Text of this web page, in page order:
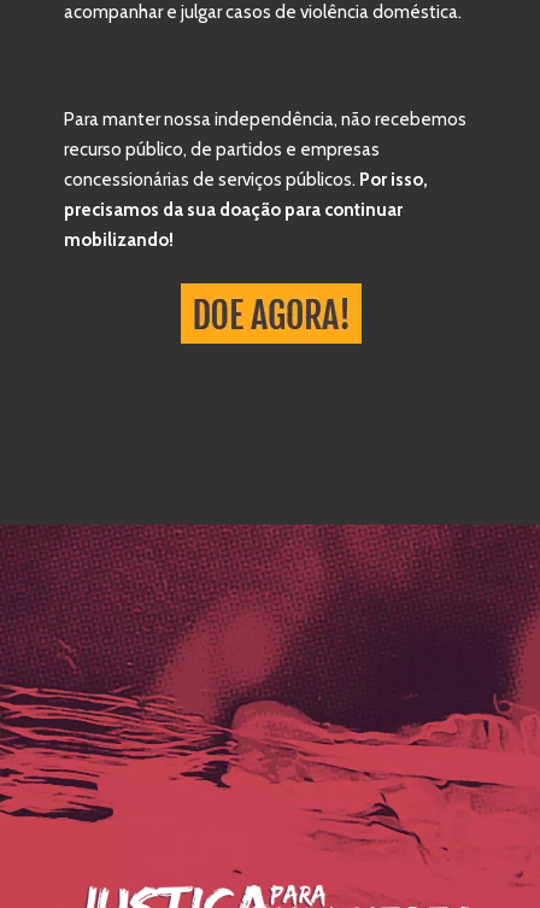
acompanhar e julgar casos de violência doméstica.
Para manter nossa independência, não recebemos
recurso público, de partidos e empresas
concessionárias de serviços públicos. Por isso,
precisamos da sua doação para continuar
mobilizando!